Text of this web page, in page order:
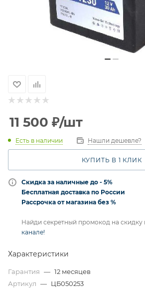
11 500 ₽/шт
Есть в наличии Нашли дешевле?
КУПИТЬ В 1 КЛИК
Скидка за наличные до - 5%
Бесплатная доставка по России
Рассрочка от магазина без %
Найди секретный промокод на
канале!
Характеристики
Гарантия — 12 месяцев
Артикул — ЦБ050253